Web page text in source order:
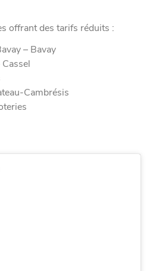
offrant des tarifs réduits :
– Bavay
Cambrésis